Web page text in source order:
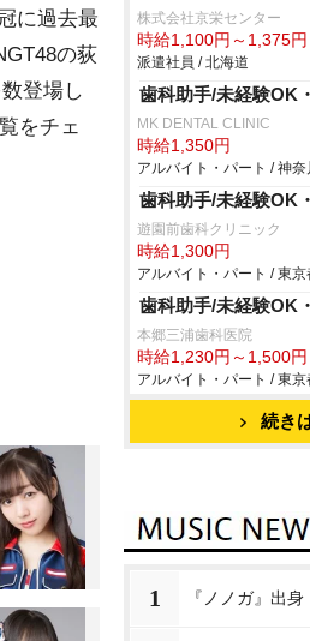
に過去最
の荻
登場し
をチェ
株式会社京栄センター
時給1,100円～1,375円
派遣社員 / 北海道
歯科助手/未経験OK
MK DENTAL CLINIC
時給1,350円
アルバイト・パート / 神奈
歯科助手/未経験OK
遊園前歯科クリニック
時給1,300円
アルバイト・パート / 東京
歯科助手/未経験OK
本郷三浦歯科医院
時給1,230円～1,500円
アルバイト・パート / 東京
続き
1